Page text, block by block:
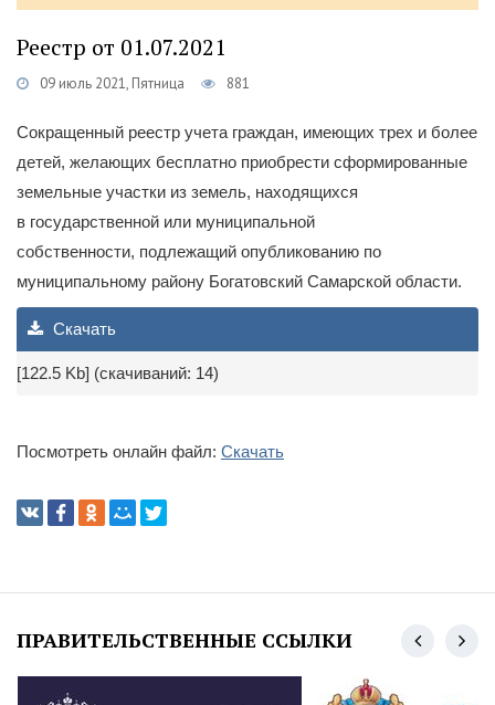
Реестр от 01.07.2021
09 июль 2021, Пятница 881
Сокращенный реестр учета граждан, имеющих трех и более
детей, желающих бесплатно приобрести сформированные
земельные участки из земель, находящихся
в государственной или муниципальной
собственности, подлежащий опубликованию по
муниципальному району Богатовский Самарской области.
Скачать
[122.5 Kb] (cкачиваний: 14)
Посмотреть онлайн файл: Скачать
ПРАВИТЕЛЬСТВЕННЫЕ ССЫЛКИ